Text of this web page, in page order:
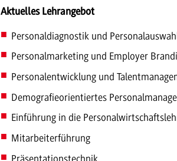
Aktuelles Lehrangebot
Personaldiagnostik und
Personalmarketing und Employer
Personalentwicklung und
Demografieorientiertes
Einführung in die
Mitarbeiterführung
Präsentationstechnik